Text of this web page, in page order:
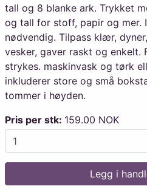
tall og 8 blanke ark. Trykket
og tall for stoff, papir og mer.
nødvendig. Tilpass klær,
vesker, gaver raskt og enkelt.
strykes. maskinvask og tørk
inkluderer store og små
tommer i høyden.
Pris per stk: 159.00 NOK
Legg i